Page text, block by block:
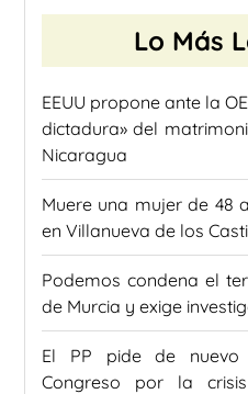
Lo Más
EEUU propone ante la
dictadura» del
Nicaragua
Muere una mujer de 48
en Villanueva de los
Podemos condena el
de Murcia y exige
El PP pide de
Congreso por la